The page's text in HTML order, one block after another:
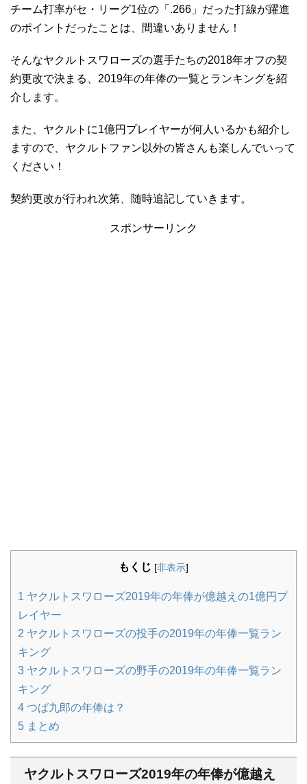
チーム打率がセ・リーグ1位の「.266」だった打線が躍進
のポイントだったことは、間違いありません！
そんなヤクルトスワローズの選手たちの2018年オフの契
約更改で決まる、2019年の年俸の一覧とランキングを紹
介します。
また、ヤクルトに1億円プレイヤーが何人いるかも紹介し
ますので、ヤクルトファン以外の皆さんも楽しんでいって
ください！
契約更改が行われ次第、随時追記していきます。
スポンサーリンク
もくじ [非表示]
1 ヤクルトスワローズ2019年の年俸が億越えの1億円プ
レイヤー
2 ヤクルトスワローズの投手の2019年の年俸一覧ラン
キング
3 ヤクルトスワローズの野手の2019年の年俸一覧ラン
キング
4 つば九郎の年俸は？
5 まとめ
ヤクルトスワローズ2019年の年俸が億越え